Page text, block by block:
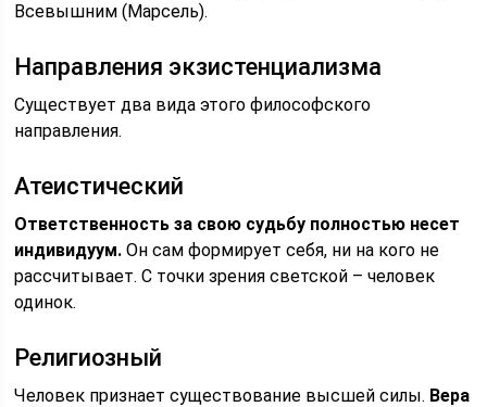
Всевышним (Марсель).
Направления экзистенциализма
Существует два вида этого философского
направления.
Атеистический
Ответственность за свою судьбу полностью несет
индивидуум. Он сам формирует себя, ни на кого не
рассчитывает. С точки зрения светской – человек
одинок.
Религиозный
Человек признает существование высшей силы. Вера